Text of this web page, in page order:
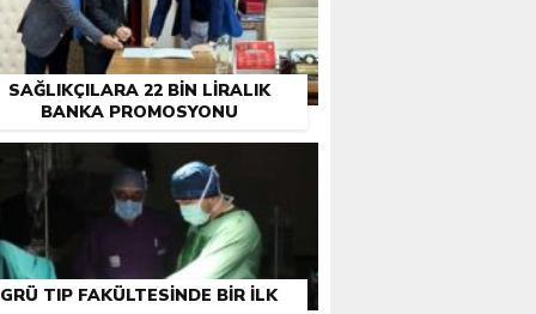
SAĞLIKÇILARA 22 BIN LIRALIK
BANKA PROMOSYONU
GRÜ TIP FAKÜLTESINDE BIR ILK